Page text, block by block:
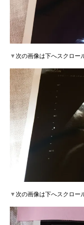
▼次の画像は下へスクロー
▼次の画像は下へスクロー